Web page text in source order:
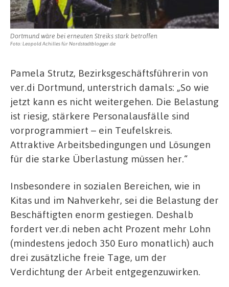
Dortmund wäre bei erneuten Streiks stark betroffen
Foto: Leopold Achilles für Nordstadtblogger.de
Pamela Strutz, Bezirksgeschäftsführerin von
ver.di Dortmund, unterstrich damals: „So wie
jetzt kann es nicht weitergehen. Die Belastung
ist riesig, stärkere Personalausfälle sind
vorprogrammiert – ein Teufelskreis.
Attraktive Arbeitsbedingungen und Lösungen
für die starke Überlastung müssen her.“
Insbesondere in sozialen Bereichen, wie in
Kitas und im Nahverkehr, sei die Belastung der
Beschäftigten enorm gestiegen. Deshalb
fordert ver.di neben acht Prozent mehr Lohn
(mindestens jedoch 350 Euro monatlich) auch
drei zusätzliche freie Tage, um der
Verdichtung der Arbeit entgegenzuwirken.